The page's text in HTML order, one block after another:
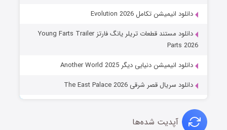
دانلود انیمیشن تکامل Evolution 2026
دانلود مستند قطعات تریلر یانگ فارتز Young Farts Trailer
Parts 2026
دانلود انیمیشن دنیایی دیگر Another World 2025
دانلود سریال قصر شرقی The East Palace 2026
آپدیت شده‌ها